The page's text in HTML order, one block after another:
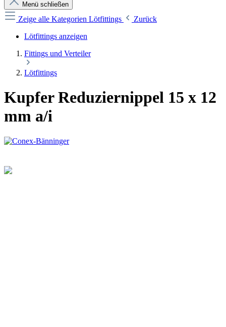
Menü schließen
Zeige alle Kategorien Lötfittings
Zurück
Lötfittings anzeigen
Fittings und Verteiler
Lötfittings
Kupfer Reduziernippel 15 x 12
mm a/i